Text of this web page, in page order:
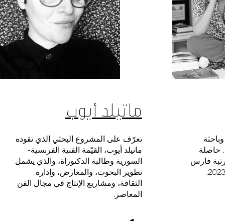
حاصلة
فارس
ماتيلد أيوب
تعرّف على المشروع البحثي الذي تقوده
ماتيلد أيوب، القيّمة الفنية الفرنسية-
السورية وطالبة الدكتوراة، والذي يشمل
تطوير البحوث، والمعارض، وإدارة
الثقافة، ومشاريع الإنتاج في مجال الفن
المعاصر.